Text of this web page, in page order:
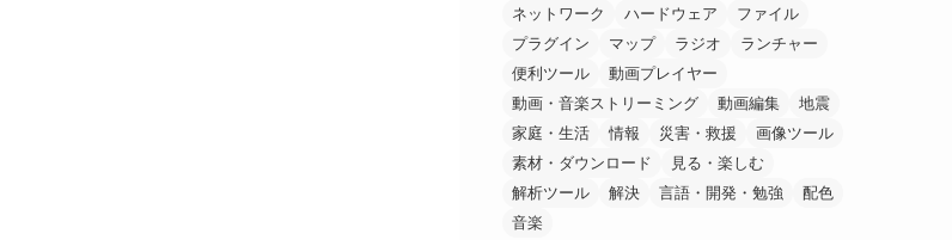
ネットワーク
ハードウェア
ファイル
プラグイン
マップ ラジオ
ランチャー
便利ツール
動画プレイヤー
動画・音楽ストリーミング
動画編集
地震
家庭・生活
情報 災害・救援
画像ツール
素材・ダウンロード
見る・楽しむ
解析ツール
解決 言語・開発・勉強
配色
音楽